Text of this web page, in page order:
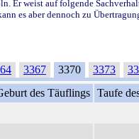
Er weist auf folgende
es aber dennoch zu
3367 3370 3373
des Täuflings Taufe